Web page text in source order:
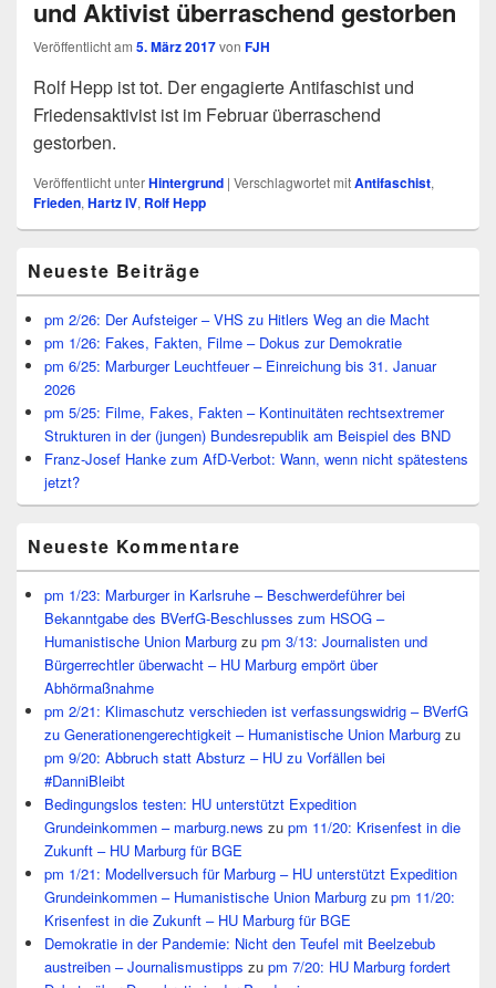
und Aktivist überraschend gestorben
Veröffentlicht am 5. März 2017von FJH
Rolf Hepp ist tot. Der engagierte Antifaschist und
Friedensaktivist ist im Februar überraschend
gestorben.
Veröffentlicht unterHintergrund | Verschlagwortet mitAntifaschist,
Frieden,Hartz IV, Rolf Hepp
Seitenleisten
Widget-
Bereich
Neueste Beiträge
pm 2/26: Der Aufsteiger – VHS zu Hitlers Weg an die Macht
pm 1/26: Fakes, Fakten, Filme – Dokus zur Demokratie
pm 6/25: Marburger Leuchtfeuer – Einreichung bis 31. Januar
2026
pm 5/25: Filme, Fakes, Fakten – Kontinuitäten rechtsextremer
Strukturen in der (jungen) Bundesrepublik am Beispiel des BND
Franz-Josef Hanke zum AfD-Verbot: Wann, wenn nicht spätestens
jetzt?
Neueste Kommentare
pm 1/23: Marburger in Karlsruhe – Beschwerdeführer bei
Bekanntgabe des BVerfG-Beschlusses zum HSOG –
Humanistische Union Marburg zu pm 3/13: Journalisten und
Bürgerrechtler überwacht – HU Marburg empört über
Abhörmaßnahme
pm 2/21: Klimaschutz verschieden ist verfassungswidrig – BVerfG
zu Generationengerechtigkeit – Humanistische Union Marburg zu
pm 9/20: Abbruch statt Absturz – HU zu Vorfällen bei
#DanniBleibt
Bedingungslos testen: HU unterstützt Expedition
Grundeinkommen – marburg.news zu pm 11/20: Krisenfest in die
Zukunft – HU Marburg für BGE
pm 1/21: Modellversuch für Marburg – HU unterstützt Expedition
Grundeinkommen – Humanistische Union Marburg zu pm 11/20:
Krisenfest in die Zukunft – HU Marburg für BGE
Demokratie in der Pandemie: Nicht den Teufel mit Beelzebub
austreiben – Journalismustipps zu pm 7/20: HU Marburg fordert